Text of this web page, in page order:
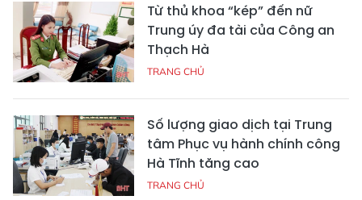
Từ thủ khoa “kép” đến nữ
Trung úy đa tài của Công an
Thạch Hà
TRANG CHỦ
Số lượng giao dịch tại Trung
tâm Phục vụ hành chính công
Hà Tĩnh tăng cao
TRANG CHỦ